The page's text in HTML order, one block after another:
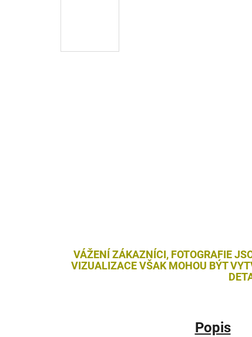
VÁŽENÍ ZÁKAZNÍCI, FOTOGRAFIE
VIZUALIZACE VŠAK MOHOU BÝT
Popis